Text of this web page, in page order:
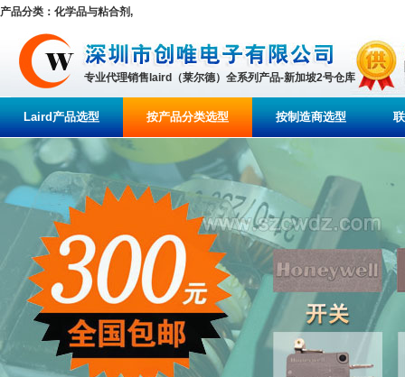
产品分类：化学品与粘合剂,
专业代理销售laird（莱尔德）全系列产品-新加坡2号仓库
Laird产品选型 按产品分类选型 按制造商选型